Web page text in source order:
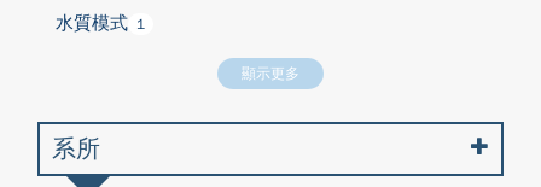
水質模式 1
顯示更多
系所